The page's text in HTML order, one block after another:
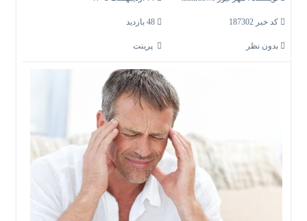
کد خبر 187302 48 بازدید
بدون نظر پرینت